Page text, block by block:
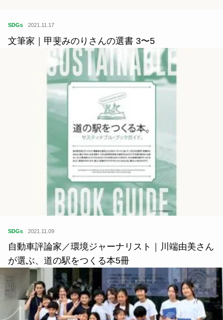
SDGs 2021.11.17
文筆家｜甲斐みのりさんの選書 3〜5
SDGs 2021.11.09
自動車評論家／環境ジャーナリスト｜川端由美さん
が選ぶ、道の駅をつくる本5冊